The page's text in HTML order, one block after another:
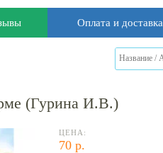
Оплата и доставка
(Гурина И.В.)
ЦЕНА:
70 р.